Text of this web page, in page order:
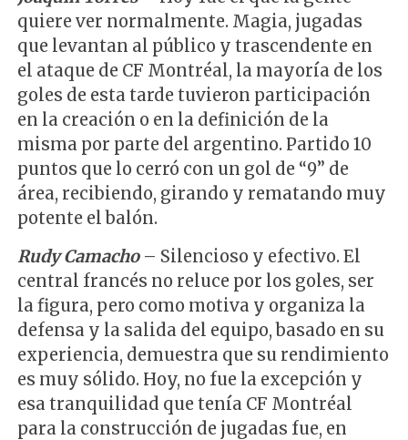
quiere ver normalmente. Magia, jugadas
que levantan al público y trascendente en
el ataque de CF Montréal, la mayoría de los
goles de esta tarde tuvieron participación
en la creación o en la definición de la
misma por parte del argentino. Partido 10
puntos que lo cerró con un gol de “9” de
área, recibiendo, girando y rematando muy
potente el balón.
Rudy Camacho– Silencioso y efectivo. El
central francés no reluce por los goles, ser
la figura, pero como motiva y organiza la
defensa y la salida del equipo, basado en su
experiencia, demuestra que su rendimiento
es muy sólido. Hoy, no fue la excepción y
esa tranquilidad que tenía CF Montréal
para la construcción de jugadas fue, en